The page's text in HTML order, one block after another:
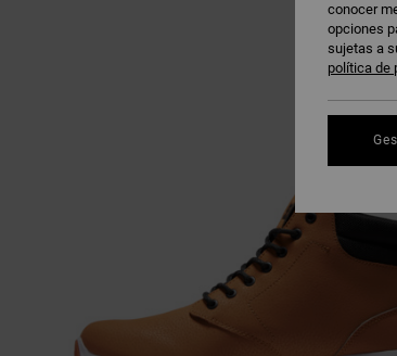
conocer
opciones
sujetas a
política de